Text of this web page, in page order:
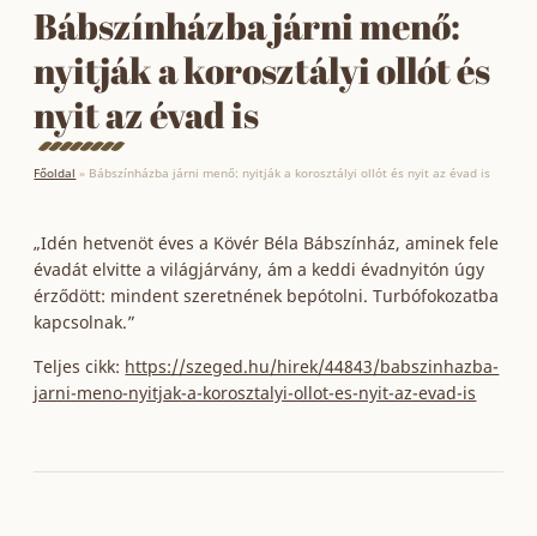
Bábszínházba járni menő:
nyitják a korosztályi ollót és
nyit az évad is
Főoldal » Bábszínházba járni menő: nyitják a korosztályi ollót és nyit az évad is
„Idén hetvenöt éves a Kövér Béla Bábszínház, aminek fele
évadát elvitte a világjárvány, ám a keddi évadnyitón úgy
érződött: mindent szeretnének bepótolni. Turbófokozatba
kapcsolnak.”
Teljes cikk: https://szeged.hu/hirek/44843/babszinhazba-
jarni-meno-nyitjak-a-korosztalyi-ollot-es-nyit-az-evad-is